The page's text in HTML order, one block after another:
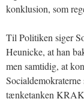
konklusion, som
Til Politiken siger
Heunicke, at han
men samtidig, at
tænketanken